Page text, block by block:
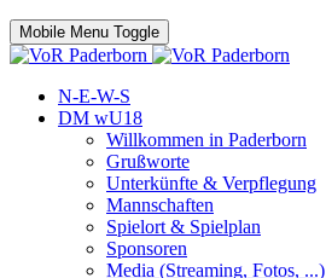
Mobile Menu Toggle
N-E-W-S
DM wU18
Willkommen in Paderborn
Grußworte
Unterkünfte & Verpflegung
Mannschaften
Spielort & Spielplan
Sponsoren
Media (Streaming, Fotos, ...)